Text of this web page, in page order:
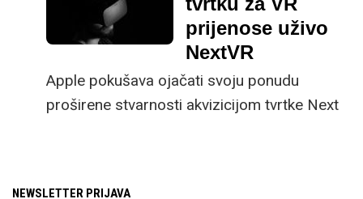
animaciju osvojio je
Epic Mega Grant
nagraduza VR animirani film rađen u Unreal
prijenose uživo
NextVR
Apple pokušava ojačati svoju ponudu
proširene stvarnosti akvizicijom tvrtke Next
NEWSLETTER PRIJAVA